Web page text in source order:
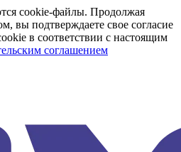
cookie-файлы. Продолжая
вы подтверждаете свое согласие
в соответствии с настоящим
соглашением